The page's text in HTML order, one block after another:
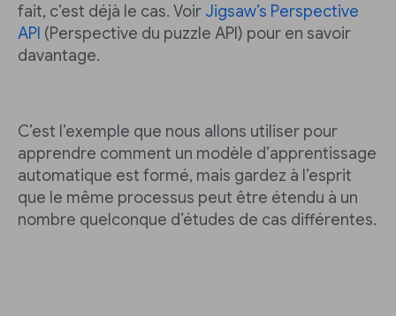
fait, c’est déjà le cas. Voir Jigsaw’s Perspective
API (Perspective du puzzle API) pour en savoir
davantage.
C’est l’exemple que nous allons utiliser pour
apprendre comment un modèle d’apprentissage
automatique est formé, mais gardez à l’esprit
que le même processus peut être étendu à un
nombre quelconque d’études de cas différentes.